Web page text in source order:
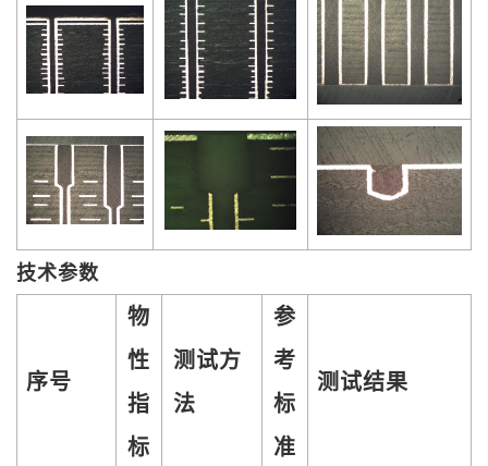
技术参数
序号
物
性
指
标
测试方
法
参
考
标
准
测试结果